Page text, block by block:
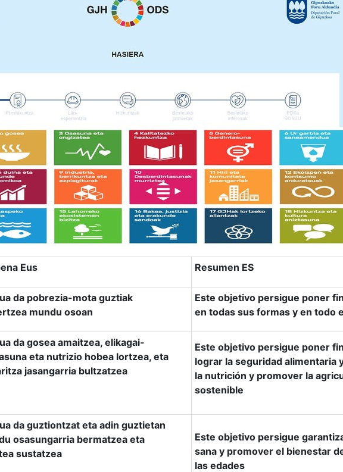
Eus Resumen ES
da pobrezia-mota guztiak
mundu osoan
Este objetivo persigue poner
en todas sus formas y en todo
da gosea amaitzea, elikagai-
eta nutrizio hobea lortzea, eta
jasangarria bultzatzea
Este objetivo persigue poner
lograr la seguridad alimentaria
la nutrición y promover la
sostenible
da guztiontzat eta adin guztietan
osasungarria bermatzea eta
sustatzea
Este objetivo persigue
sana y promover el bienestar
las edades